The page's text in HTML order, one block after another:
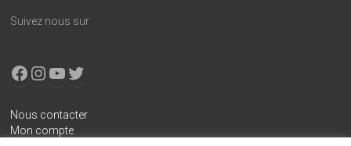
Suivez nous sur
Facebook
Instagram
YouTube
X
Nous contacter
Mon compte